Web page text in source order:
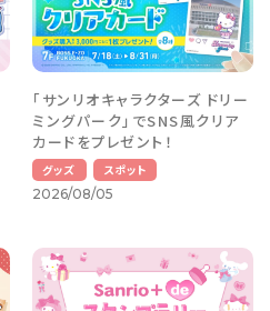
「サンリオキャラクターズ ドリー
ミングパーク」でSNS風クリア
カードをプレゼント！
グッズ
スポット
2026/08/05